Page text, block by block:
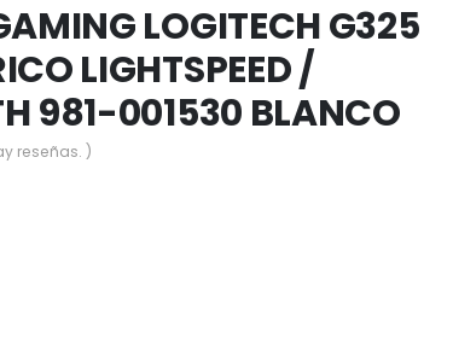
LOGITECH G325
LIGHTSPEED /
981-001530 BLANCO
reseñas. )